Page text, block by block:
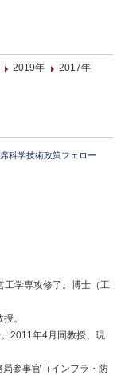
2019年
2017年
科学技術政策フェロー
工学専攻修了。博士（工
。
2011年4月同教授、現
参事官（インフラ・防